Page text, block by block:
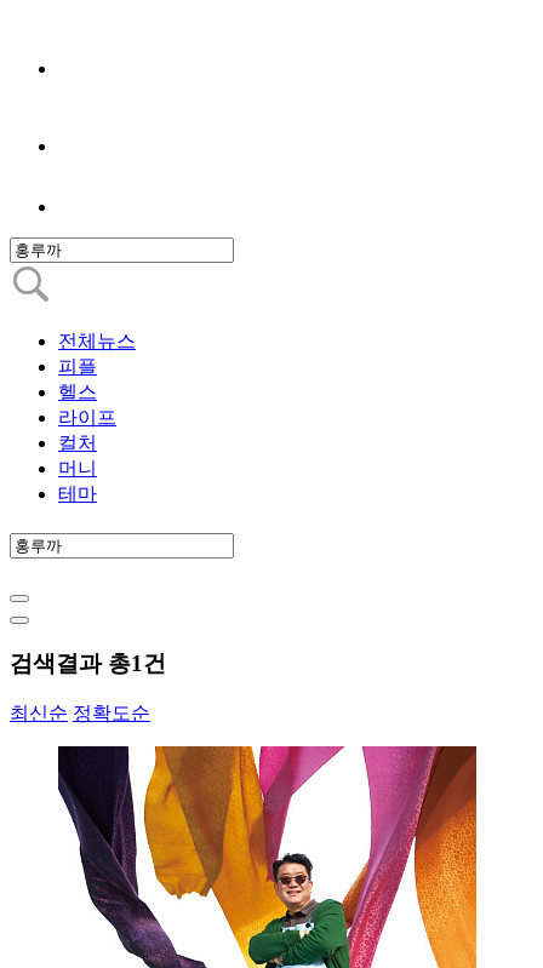
전체뉴스
피플
헬스
라이프
컬처
머니
테마
검색결과 총1건
최신순 정확도순